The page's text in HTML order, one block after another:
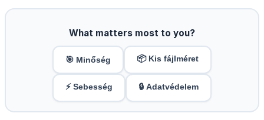
What matters most to you?
🎯 Minőség 📦 Kis fájlméret
⚡ Sebesség 🔒 Adatvédelem